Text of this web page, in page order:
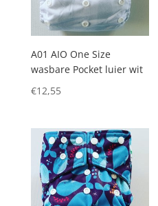
A01 AIO One Size
wasbare Pocket luier wit
€12,55